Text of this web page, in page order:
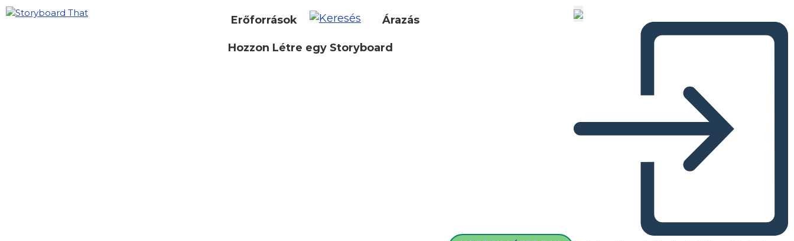
Erőforrások Árazás
Hozzon Létre egy Storyboard